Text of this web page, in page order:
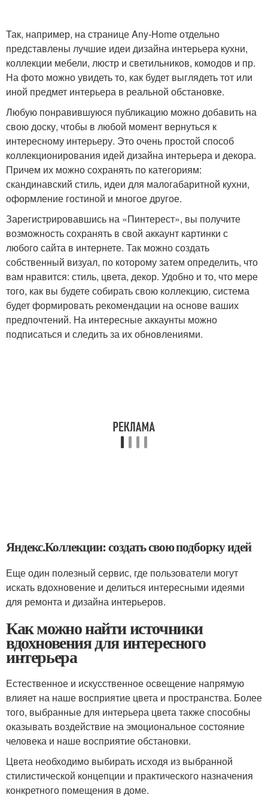
Так, например, на странице Any-Home отдельно
представлены лучшие идеи дизайна интерьера кухни,
коллекции мебели, люстр и светильников, комодов и пр.
На фото можно увидеть то, как будет выглядеть тот или
иной предмет интерьера в реальной обстановке.
Любую понравившуюся публикацию можно добавить на
свою доску, чтобы в любой момент вернуться к
интересному интерьеру. Это очень простой способ
коллекционирования идей дизайна интерьера и декора.
Причем их можно сохранять по категориям:
скандинавский стиль, идеи для малогабаритной кухни,
оформление гостиной и многое другое.
Зарегистрировавшись на «Пинтерест», вы получите
возможность сохранять в свой аккаунт картинки с
любого сайта в интернете. Так можно создать
собственный визуал, по которому затем определить, что
вам нравится: стиль, цвета, декор. Удобно и то, что мере
того, как вы будете собирать свою коллекцию, система
будет формировать рекомендации на основе ваших
предпочтений. На интересные аккаунты можно
подписаться и следить за их обновлениями.
Яндекс.Коллекции: создать свою подборку идей
Еще один полезный сервис, где пользователи могут
искать вдохновение и делиться интересными идеями
для ремонта и дизайна интерьеров.
Как можно найти источники
вдохновения для интересного
интерьера
Естественное и искусственное освещение напрямую
влияет на наше восприятие цвета и пространства. Более
того, выбранные для интерьера цвета также способны
оказывать воздействие на эмоциональное состояние
человека и наше восприятие обстановки.
Цвета необходимо выбирать исходя из выбранной
стилистической концепции и практического назначения
конкретного помещения в доме.